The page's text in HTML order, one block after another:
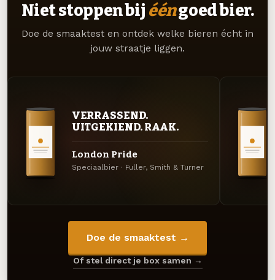
Niet stoppen bij ééngoed bier.
Doe de smaaktest en ontdek welke bieren écht in
jouw straatje liggen.
VERRASSEND.
UITGEKIEND. RAAK.
London Pride
Speciaalbier · Fuller, Smith & Turner
Doe de smaaktest →
Of stel direct je box samen →